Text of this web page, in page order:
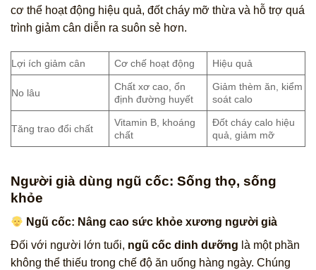
cơ thể hoạt động hiệu quả, đốt cháy mỡ thừa và hỗ trợ quá
trình giảm cân diễn ra suôn sẻ hơn.
Lợi ích giảm cân Cơ chế hoạt động Hiệu quả
No lâu
Chất xơ cao, ổn
định đường huyết
Giảm thèm ăn, kiểm
soát calo
Tăng trao đổi chất
Vitamin B, khoáng
chất
Đốt cháy calo hiệu
quả, giảm mỡ
Người già dùng ngũ cốc: Sống thọ, sống
khỏe
Ngũ cốc: Nâng cao sức khỏe xương người già
Đối với người lớn tuổi, ngũ cốc dinh dưỡng là một phần
không thể thiếu trong chế độ ăn uống hàng ngày. Chúng